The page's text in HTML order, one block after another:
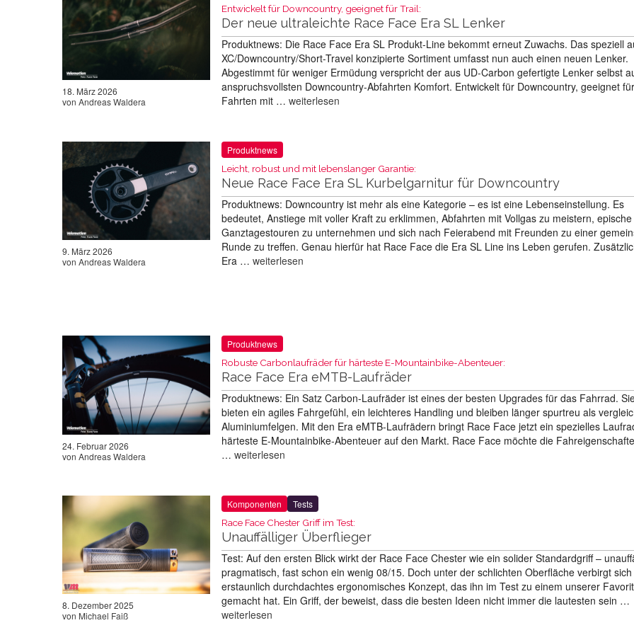
18. März 2026
von Andreas Waldera
Entwickelt für Downcountry, geeignet für Trail:
Der neue ultraleichte Race Face Era SL Lenker
Produktnews: Die Race Face Era SL Produkt-Line bekommt erneut Zuwachs. Das speziell
XC/Downcountry/Short-Travel konzipierte Sortiment umfasst nun auch einen neuen Lenker.
Abgestimmt für weniger Ermüdung verspricht der aus UD-Carbon gefertigte Lenker selbst
anspruchsvollsten Downcountry-Abfahrten Komfort. Entwickelt für Downcountry, geeignet
Fahrten mit … weiterlesen
9. März 2026
von Andreas Waldera
Produktnews
Leicht, robust und mit lebenslanger Garantie:
Neue Race Face Era SL Kurbelgarnitur für Downcountry
Produktnews: Downcountry ist mehr als eine Kategorie – es ist eine Lebenseinstellung. Es
bedeutet, Anstiege mit voller Kraft zu erklimmen, Abfahrten mit Vollgas zu meistern, epische
Ganztagestouren zu unternehmen und sich nach Feierabend mit Freunden zu einer
Runde zu treffen. Genau hierfür hat Race Face die Era SL Line ins Leben gerufen.
Era … weiterlesen
24. Februar 2026
von Andreas Waldera
Produktnews
Robuste Carbonlaufräder für härteste E-Mountainbike-Abenteuer:
Race Face Era eMTB-Laufräder
Produktnews: Ein Satz Carbon-Laufräder ist eines der besten Upgrades für das Fahrrad.
bieten ein agiles Fahrgefühl, ein leichteres Handling und bleiben länger spurtreu als
Aluminiumfelgen. Mit den Era eMTB-Laufrädern bringt Race Face jetzt ein spezielles
härteste E-Mountainbike-Abenteuer auf den Markt. Race Face möchte die
… weiterlesen
8. Dezember 2025
von Michael Faiß
Komponenten Tests
Race Face Chester Griff im Test:
Unauffälliger Überflieger
Test: Auf den ersten Blick wirkt der Race Face Chester wie ein solider Standardgriff –
pragmatisch, fast schon ein wenig 08/15. Doch unter der schlichten Oberfläche verbirgt
erstaunlich durchdachtes ergonomisches Konzept, das ihn im Test zu einem unserer
gemacht hat. Ein Griff, der beweist, dass die besten Ideen nicht immer die lautesten sein …
weiterlesen